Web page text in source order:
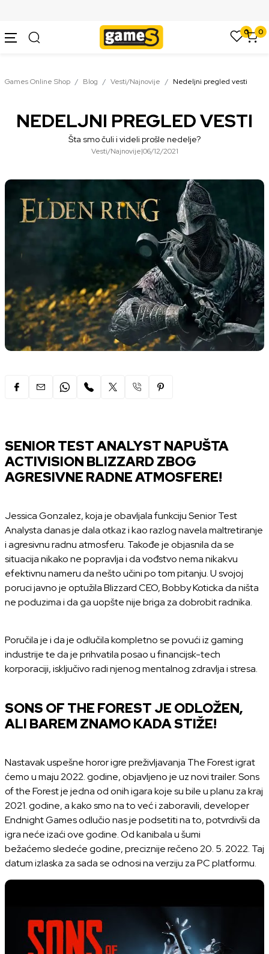
0 0
Games Online Shop Blog Vesti/Najnovije Nedeljni pregled vesti
NEDELJNI PREGLED VESTI
Šta smo čuli i videli prošle nedelje?
Vesti/Najnovije|06/12/2021
SENIOR TEST ANALYST NAPUŠTA
ACTIVISION BLIZZARD ZBOG
AGRESIVNE RADNE ATMOSFERE!
Jessica Gonzalez, koja je obavljala funkciju Senior Test
Analysta danas je dala otkaz i kao razlog navela maltretiranje
i agresivnu radnu atmosferu. Takođe je objasnila da se
situacija nikako ne popravlja i da vođstvo nema nikakvu
efektivnu nameru da nešto učini po tom pitanju. U svojoj
poruci javno je optužila Blizzard CEO, Bobby Koticka da ništa
ne poduzima i da ga uopšte nije briga za dobrobit radnika.
Poručila je i da je odlučila kompletno se povući iz gaming
industrije te da je prihvatila posao u financijsk-tech
korporaciji, isključivo radi njenog mentalnog zdravlja i stresa.
SONS OF THE FOREST JE ODLOŽEN,
ALI BAREM ZNAMO KADA STIŽE!
Nastavak uspešne horor igre preživljavanja The Forest igrat
ćemo u maju 2022. godine, objavljeno je uz novi trailer. Sons
of the Forest je jedna od onih igara koje su bile u planu za kraj
2021. godine, a kako smo na to već i zaboravili, developer
Endnight Games odlučio nas je podsetiti na to, potvrdivši da
igra neće izaći ove godine. Od kanibala u šumi
bežaćemo sledeće godine, preciznije rečeno 20. 5. 2022. Taj
datum izlaska za sada se odnosi na verziju za PC platformu.